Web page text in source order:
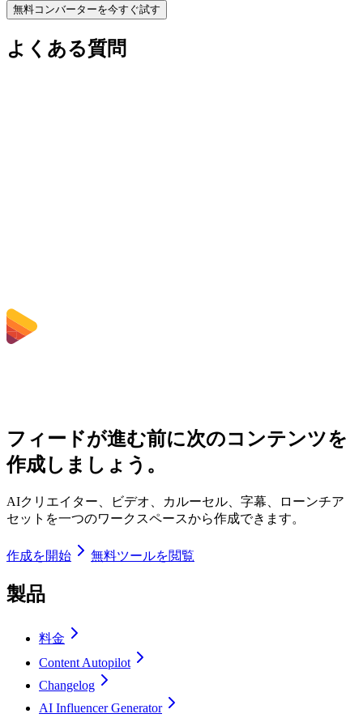
無料コンバーターを今すぐ試す
よくある質問
フィードが進む前に次のコンテンツを
作成しましょう。
AIクリエイター、ビデオ、カルーセル、字幕、ローンチア
セットを一つのワークスペースから作成できます。
作成を開始 無料ツールを閲覧
製品
料金
Content Autopilot
Changelog
AI Influencer Generator